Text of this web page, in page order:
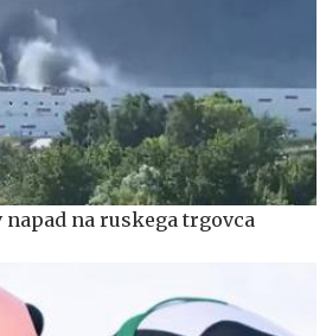
na ruskega trgovca